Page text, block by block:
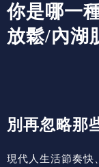
你是哪一
放鬆/內湖
別再忽略那
現代人生活節奏快